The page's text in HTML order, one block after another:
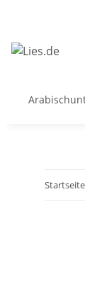
Startseite